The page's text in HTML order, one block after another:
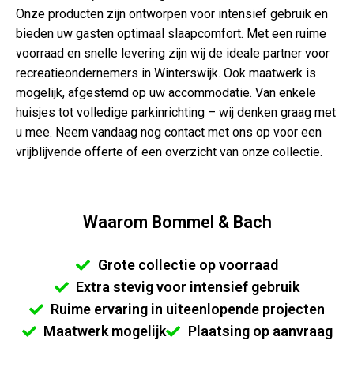
Onze producten zijn ontworpen voor intensief gebruik en
bieden uw gasten optimaal slaapcomfort. Met een ruime
voorraad en snelle levering zijn wij de ideale partner voor
recreatieondernemers in Winterswijk. Ook maatwerk is
mogelijk, afgestemd op uw accommodatie. Van enkele
huisjes tot volledige parkinrichting – wij denken graag met
u mee. Neem vandaag nog contact met ons op voor een
vrijblijvende offerte of een overzicht van onze collectie.
Waarom Bommel & Bach
Grote collectie op voorraad
Extra stevig voor intensief gebruik
Ruime ervaring in uiteenlopende projecten
Maatwerk mogelijk
Plaatsing op aanvraag